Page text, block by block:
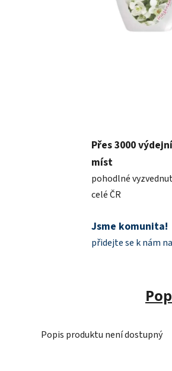
Přes 3000
míst
pohodlné
celé ČR
Jsme komunita!
přidejte se k nám
Popis produktu není dostupný